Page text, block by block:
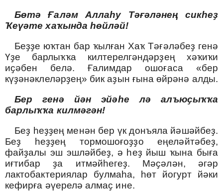
Бөтә Ғаләм Аллаһу Тәғәләнең сикһеҙ
Ҡеүәте хаҡында һөйләй!
Беҙҙе юҡтан бар ҡылған Хаҡ Тәғәләбеҙ генә
Үҙе барлыҡҡа килтерелгәндәрҙең хәҡиҡи
иҫәбен белә. Ғалимдар ошоғаса «бер
күҙәнәклеләрҙең» бик аҙын ғына өйрәнә алды.
Бер генә йән эйәһе лә алъюҫыҡҡа
барлыҡҡа килмәгән!
Беҙ һеҙҙең менән бер үк донъяла йәшәйбеҙ.
Беҙ һеҙҙең тормошоғоҙҙо еңеләйтәбеҙ,
файҙалы эш эшләйбеҙ, ә һеҙ йыш ҡына быға
иғтибар ҙа итмәйһегеҙ. Мәҫәлән, әгәр
лактобактериялар булмаһа, һөт йогурт йәки
кефирға әүерелә алмаҫ ине.